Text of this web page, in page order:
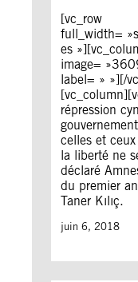
[vc_row
full_width=
es
image=
label= » »][/
répression
celles et
la liberté ne
déclaré
du premier
Taner Kılıç.
juin 6, 2018